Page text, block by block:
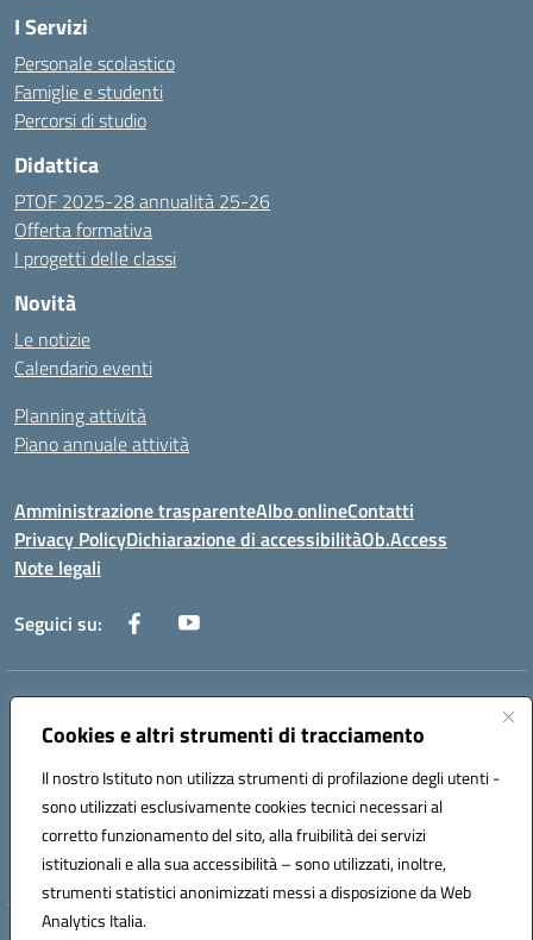
Cookies e altri strumenti di tracciamento
Il nostro Istituto non utilizza strumenti di profilazione degli utenti -
sono utilizzati esclusivamente cookies tecnici necessari al
corretto funzionamento del sito, alla fruibilità dei servizi
istituzionali e alla sua accessibilità – sono utilizzati, inoltre,
strumenti statistici anonimizzati messi a disposizione da Web
Analytics Italia.
I Servizi
Personale scolastico
Famiglie e studenti
Percorsi di studio
Didattica
PTOF 2025-28 annualità 25-26
Offerta formativa
I progetti delle classi
Novità
Le notizie
Calendario eventi
Planning attività
Piano annuale attività
Amministrazione trasparenteAlbo onlineContatti
Privacy PolicyDichiarazione di accessibilitàOb.Access
Note legali
Seguici su:
Indirizzo:
Centralino:0733/815931 - 0733/784180
Posta elettronica certificata (PEC):MCIS00200P@pec.istruzione.it
Codice fiscale: 80006860433
Codice meccanografico: MCIS00200P